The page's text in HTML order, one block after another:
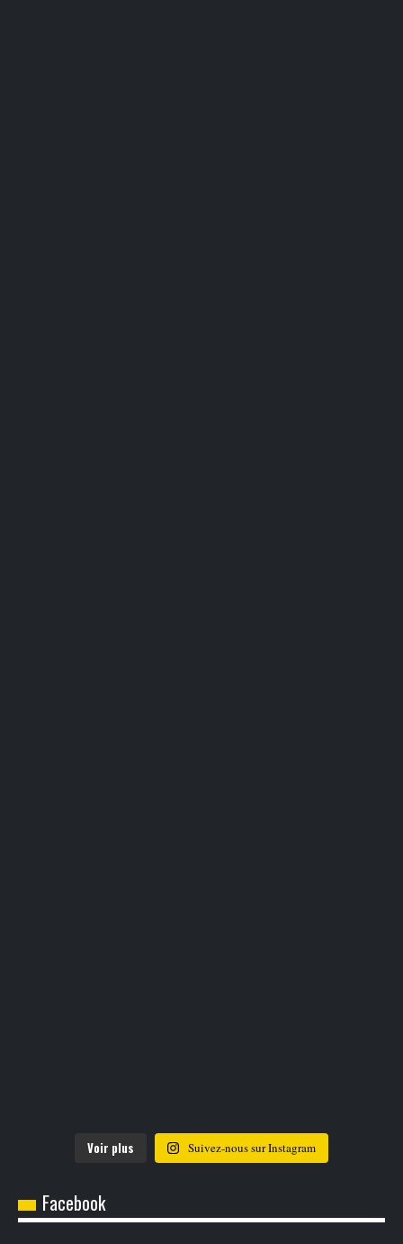
Voir plus Suivez-nous sur Instagram
Facebook